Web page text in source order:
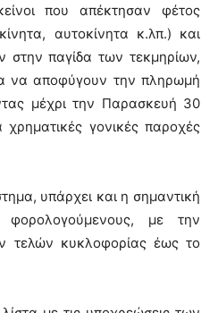
που απέκτησαν φέτος
αυτοκίνητα κ.λπ.) και
στην παγίδα των τεκμηρίων,
να αποφύγουν την πληρωμή
μέχρι την Παρασκευή 30
χρηματικές γονικές παροχές
υπάρχει και η σημαντική
φορολογούμενους, με την
τελών κυκλοφορίας έως το